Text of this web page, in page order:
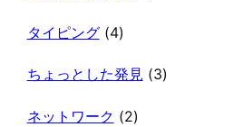
タイピング(4)
ちょっとした発見 (3)
ネットワーク (2)